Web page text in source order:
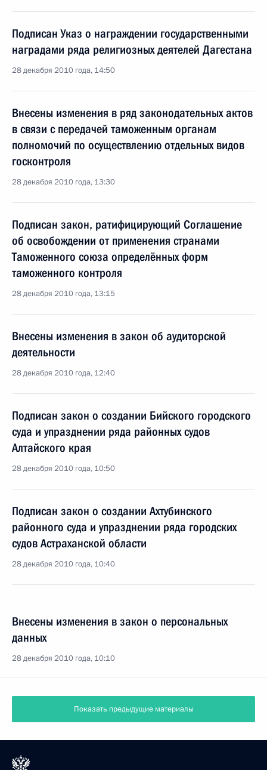
Подписан Указ о награждении государственными
наградами ряда религиозных деятелей Дагестана
28 декабря 2010 года, 14:50
Внесены изменения в ряд законодательных актов
в связи с передачей таможенным органам
полномочий по осуществлению отдельных видов
госконтроля
28 декабря 2010 года, 13:30
Подписан закон, ратифицирующий Соглашение
об освобождении от применения странами
Таможенного союза определённых форм
таможенного контроля
28 декабря 2010 года, 13:15
Внесены изменения в закон об аудиторской
деятельности
28 декабря 2010 года, 12:40
Подписан закон о создании Бийского городского
суда и упразднении ряда районных судов
Алтайского края
28 декабря 2010 года, 10:50
Подписан закон о создании Ахтубинского
районного суда и упразднении ряда городских
судов Астраханской области
28 декабря 2010 года, 10:40
Внесены изменения в закон о персональных
данных
28 декабря 2010 года, 10:10
Показать предыдущие материалы